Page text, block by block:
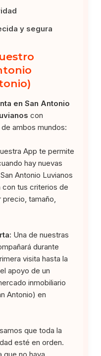
y segura
en San Antonio
con
ambos mundos:
App te permite
hay nuevas
Antonio Luvianos
con tus criterios de
tamaño,
Una de nuestras
durante
visita hasta la
apoyo de un
inmobiliario
Antonio) en
que toda la
esté en orden.
que no haya